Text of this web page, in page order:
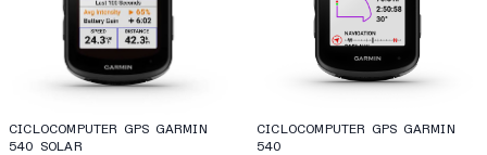
CICLOCOMPUTER GPS GARMIN
540 SOLAR
CICLOCOMPUTER GPS GARMIN
540